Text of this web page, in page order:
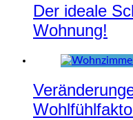
Der ideale
Wohnung!